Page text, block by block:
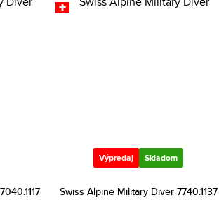
Výpredaj Skladom
Swiss Alpine Military Diver 7740.1137